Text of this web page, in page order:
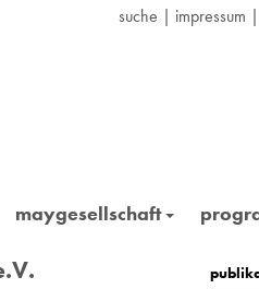
suche | impressum |
maygesellschaft